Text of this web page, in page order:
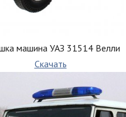
машина УАЗ 31514 Велли
Скачать